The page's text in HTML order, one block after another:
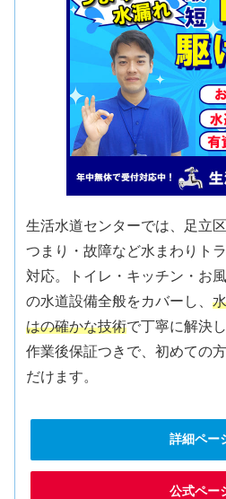
生活水道センターでは、足立
つまり・故障など水まわりト
対応。トイレ・キッチン・お
の水道設備全般をカバーし、
はの確かな技術で丁寧に解決
作業後保証つきで、初めての
だけます。
詳細ペー
公式ペー